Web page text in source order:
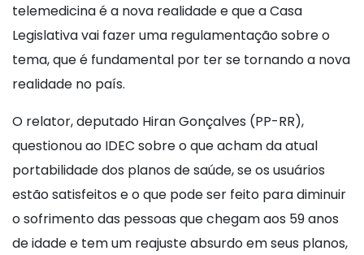
telemedicina é a nova realidade e que a Casa
Legislativa vai fazer uma regulamentação sobre o
tema, que é fundamental por ter se tornando a nova
realidade no país.
O relator, deputado Hiran Gonçalves (PP-RR),
questionou ao IDEC sobre o que acham da atual
portabilidade dos planos de saúde, se os usuários
estão satisfeitos e o que pode ser feito para diminuir
o sofrimento das pessoas que chegam aos 59 anos
de idade e tem um reajuste absurdo em seus planos,